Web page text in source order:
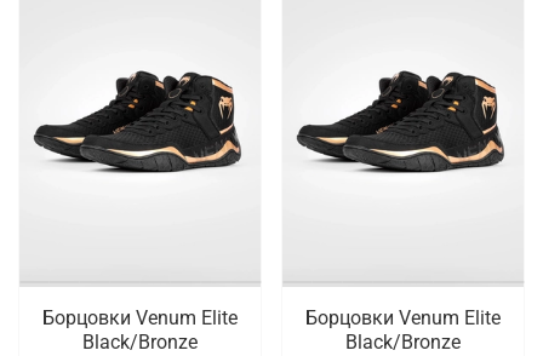
Борцовки Venum Elite
Black/Bronze
Борцовки Venum Elite
Black/Bronze